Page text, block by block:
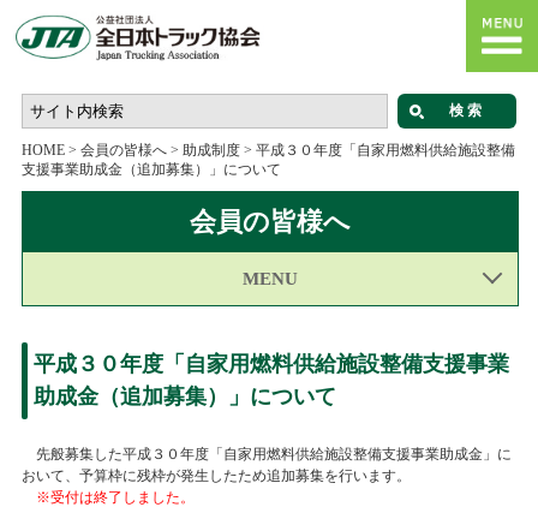
HOME> 会員の皆様へ> 助成制度> 平成３０年度「自家用燃料供給施設整備
支援事業助成金（追加募集）」について
会員の皆様へ
MENU
平成３０年度「自家用燃料供給施設整備支援事業
助成金（追加募集）」について
先般募集した平成３０年度「自家用燃料供給施設整備支援事業助成金」に
おいて、予算枠に残枠が発生したため追加募集を行います。
※受付は終了しました。